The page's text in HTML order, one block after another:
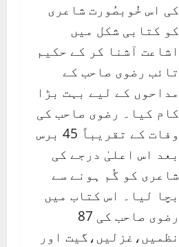
کی اس خُوبصُورت شاعری
کو کتابی شکل میں
اشاعت آشنا کر کے حکیم
تائب رضوی صاحب کے
مداحوں کے لیے بہت بڑا
کام کیا۔ رضوی صاحب کی
وفات کے تقریباً 45 برس
بعد اس اعلیٰ درجے کی
شاعری کو گُم ہونے سے
بچا لیا۔ اس کتاب میں
رضوی صاحب کی 87
نظمیں،غزلیں،گیت اور